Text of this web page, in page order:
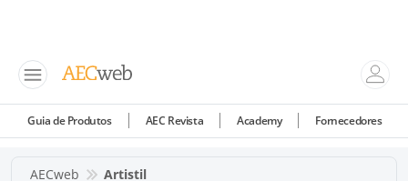
Guia de Produtos AEC Revista Academy Fornecedores
AECweb Artistil